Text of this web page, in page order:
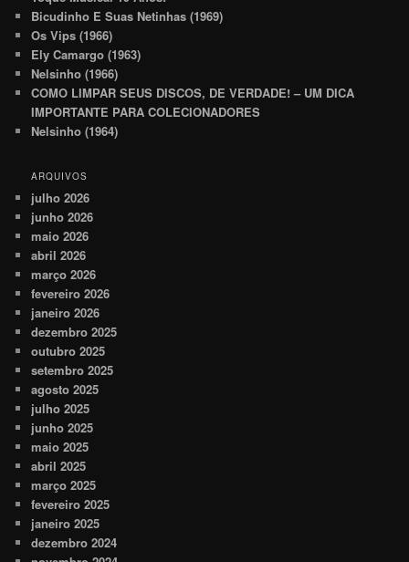
Bicudinho E Suas Netinhas (1969)
Os Vips (1966)
Ely Camargo (1963)
Nelsinho (1966)
COMO LIMPAR SEUS DISCOS, DE VERDADE! – UM DICA
IMPORTANTE PARA COLECIONADORES
Nelsinho (1964)
ARQUIVOS
julho 2026
junho 2026
maio 2026
abril 2026
março 2026
fevereiro 2026
janeiro 2026
dezembro 2025
outubro 2025
setembro 2025
agosto 2025
julho 2025
junho 2025
maio 2025
abril 2025
março 2025
fevereiro 2025
janeiro 2025
dezembro 2024